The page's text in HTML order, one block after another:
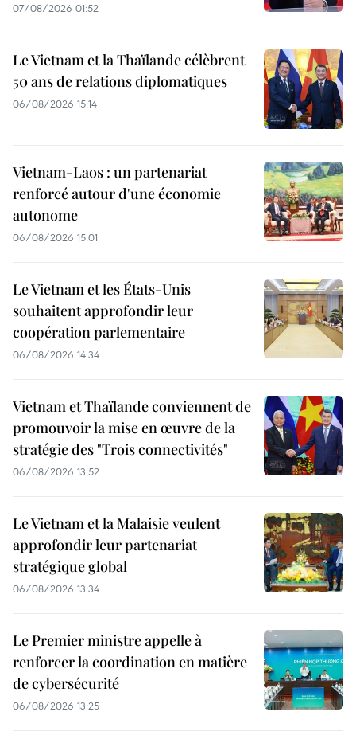
07/08/2026 01:52
Le Vietnam et la Thaïlande célèbrent
50 ans de relations diplomatiques
06/08/2026 15:14
Vietnam-Laos : un partenariat
renforcé autour d'une économie
autonome
06/08/2026 15:01
Le Vietnam et les États-Unis
souhaitent approfondir leur
coopération parlementaire
06/08/2026 14:34
Vietnam et Thaïlande conviennent de
promouvoir la mise en œuvre de la
stratégie des "Trois connectivités"
06/08/2026 13:52
Le Vietnam et la Malaisie veulent
approfondir leur partenariat
stratégique global
06/08/2026 13:34
Le Premier ministre appelle à
renforcer la coordination en matière
de cybersécurité
06/08/2026 13:25